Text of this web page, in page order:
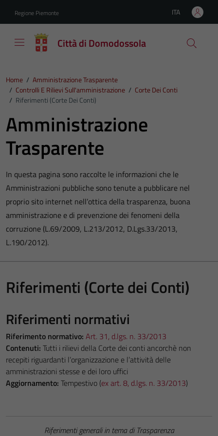
Regione Piemonte Lingua attiva:
ITA
Città di Domodossola
Home / Amministrazione Trasparente
/ Controlli E Rilievi Sull'amministrazione / Corte Dei Conti
/ Riferimenti (Corte Dei Conti)
Amministrazione
Trasparente
In questa pagina sono raccolte le informazioni che le
Amministrazioni pubbliche sono tenute a pubblicare nel
proprio sito internet nell’ottica della trasparenza, buona
amministrazione e di prevenzione dei fenomeni della
corruzione (L.69/2009, L.213/2012, D.Lgs.33/2013,
L.190/2012).
Riferimenti (Corte dei Conti)
Riferimenti normativi
Riferimento normativo: Art. 31, d.lgs. n. 33/2013
Contenuti: Tutti i rilievi della Corte dei conti ancorchè non
recepiti riguardanti l’organizzazione e l’attività delle
amministrazioni stesse e dei loro uffici
Aggiornamento: Tempestivo (ex art. 8, d.lgs. n. 33/2013)
Riferimenti generali in tema di Trasparenza